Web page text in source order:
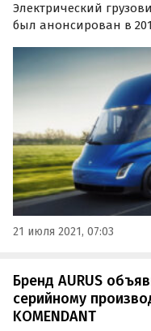
Электрический
был анонсирован в
планирует выпускать
неделю.
21 июля 2021, 07:03
Бренд AURUS
серийному
KOMENDANT